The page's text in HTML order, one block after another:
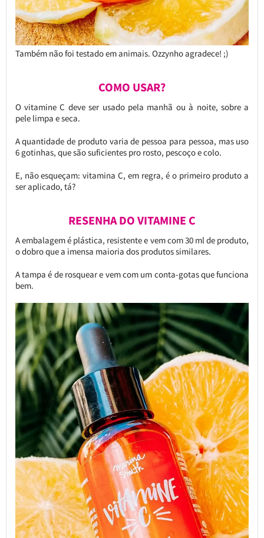
Também não foi testado em animais. Ozzynho agradece! ;)
COMO USAR?
O vitamine C deve ser usado pela manhã ou à noite, sobre a
pele limpa e seca.
A quantidade de produto varia de pessoa para pessoa, mas uso
6 gotinhas, que são suficientes pro rosto, pescoço e colo.
E, não esqueçam: vitamina C, em regra, é o primeiro produto a
ser aplicado, tá?
RESENHA DO VITAMINE C
A embalagem é plástica, resistente e vem com 30 ml de produto,
o dobro que a imensa maioria dos produtos similares.
A tampa é de rosquear e vem com um conta-gotas que funciona
bem.